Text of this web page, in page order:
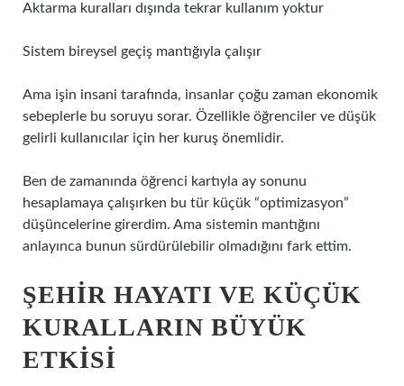
Aktarma kuralları dışında tekrar kullanım yoktur
Sistem bireysel geçiş mantığıyla çalışır
Ama işin insani tarafında, insanlar çoğu zaman ekonomik
sebeplerle bu soruyu sorar. Özellikle öğrenciler ve düşük
gelirli kullanıcılar için her kuruş önemlidir.
Ben de zamanında öğrenci kartıyla ay sonunu
hesaplamaya çalışırken bu tür küçük “optimizasyon”
düşüncelerine girerdim. Ama sistemin mantığını
anlayınca bunun sürdürülebilir olmadığını fark ettim.
ŞEHIR HAYATI VE KÜÇÜK
KURALLARIN BÜYÜK
ETKISI